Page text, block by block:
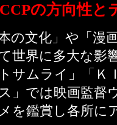
の方向性と
の文化」や「漫
世界に多大な影
サムライ」「Ｋ
」では映画監督
を鑑賞し各所に